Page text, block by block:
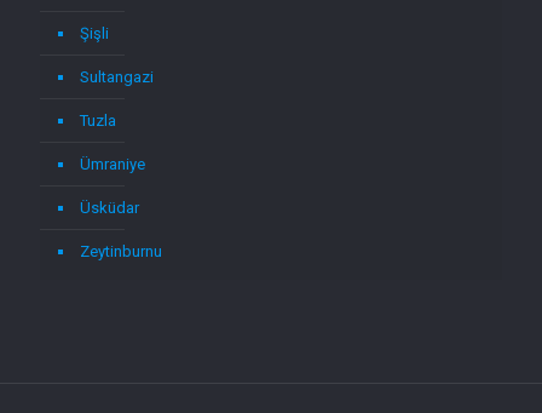
Şişli
Sultangazi
Tuzla
Ümraniye
Üsküdar
Zeytinburnu